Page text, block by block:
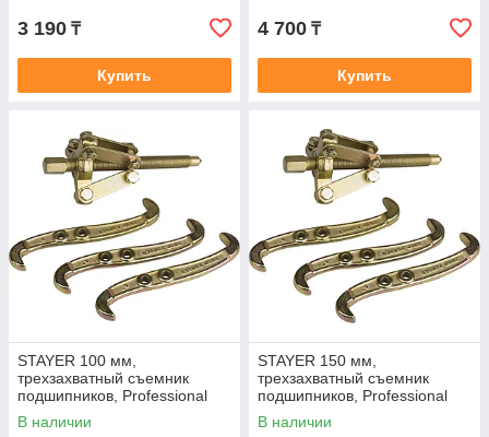
3 190 ₸
Купить
4 700 ₸
Купить
STAYER 100 мм,
трехзахватный съемник
подшипников, Professional
(43220-100)
В наличии
STAYER 150 мм,
трехзахватный съемник
подшипников, Professional
(43220-150)
В наличии